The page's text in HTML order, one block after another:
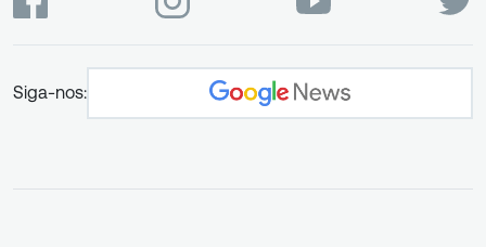
Siga-nos: